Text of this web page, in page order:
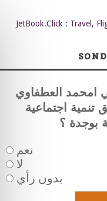
JetBook.Click : Travel,
امحمد العطفاوي
اجتماعية
بوجدة ؟
نعم
لا
بدون رأي